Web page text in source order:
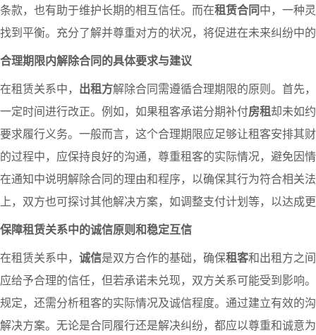
条款，也有助于维护长期的相互信任。而在租赁合同中，一种
找到平衡。充分了解并尊重对方的状况，将促进在未来纠纷中
合理期限内解除合同的具体要求与建议
在租赁关系中， 出租方解除合同需遵循合理期限的原则。首先
一定时间进行改正。例如，如果租客承诺分期补付房租却未如
要求履行义务。一般而言，这个合理期限应足够让租客安排其
的过程中，应保持良好的沟通，尊重租客的实际情况，避免因
在通知中说明解除合同的理由和程序，以确保其行为符合相关
上，双方也可探讨其他解决方案，如调整支付计划等，以达成
保障租赁关系中的诚信原则和稳定互信
在租赁关系中， 诚信是双方合作的基础，确保租客和出租方之
应给予合理的信任，但若承诺未兑现，双方关系可能受到影响
规定，还需分析租客的实际情况及诚信程度。通过建立有效的
解决方案。无论是合同履行还是解决纠纷，都应以尊重和诚意